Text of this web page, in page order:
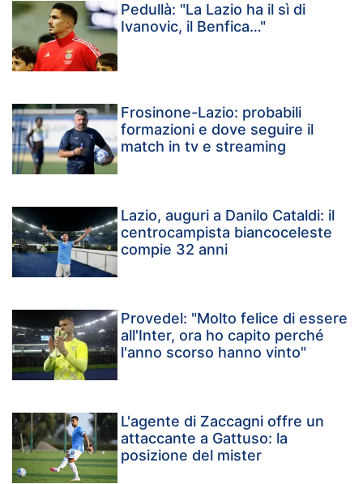
Pedullà: "La Lazio ha il sì di
Ivanovic, il Benfica…"
Frosinone-Lazio: probabili
formazioni e dove seguire il
match in tv e streaming
Lazio, auguri a Danilo Cataldi: il
centrocampista biancoceleste
compie 32 anni
Provedel: "Molto felice di essere
all'Inter, ora ho capito perché
l'anno scorso hanno vinto"
L'agente di Zaccagni offre un
attaccante a Gattuso: la
posizione del mister